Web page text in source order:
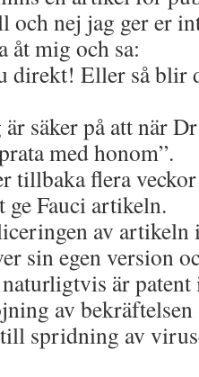
och nej jag ger er
åt mig och sa:
direkt! Eller så blir
är säker på att när
med honom”.
tillbaka flera veckor
Fauci artikeln.
av artikeln
sin egen version
är patent
av bekräftelsen
spridning av